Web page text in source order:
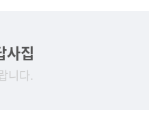
사집
니다.